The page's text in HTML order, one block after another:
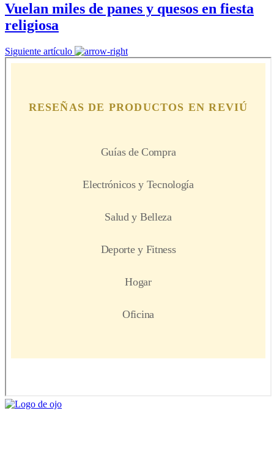
Vuelan miles de panes y quesos en fiesta
religiosa
Siguiente artículo